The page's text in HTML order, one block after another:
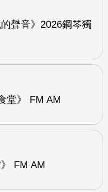
聲音》2026鋼琴獨
堂》 FM AM
FM AM